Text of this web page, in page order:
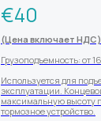
€40
(Цена включает НДС)
Грузоподъемность: от
Используется для
эксплуатации.
максимальную высоту
тормозное устройство.